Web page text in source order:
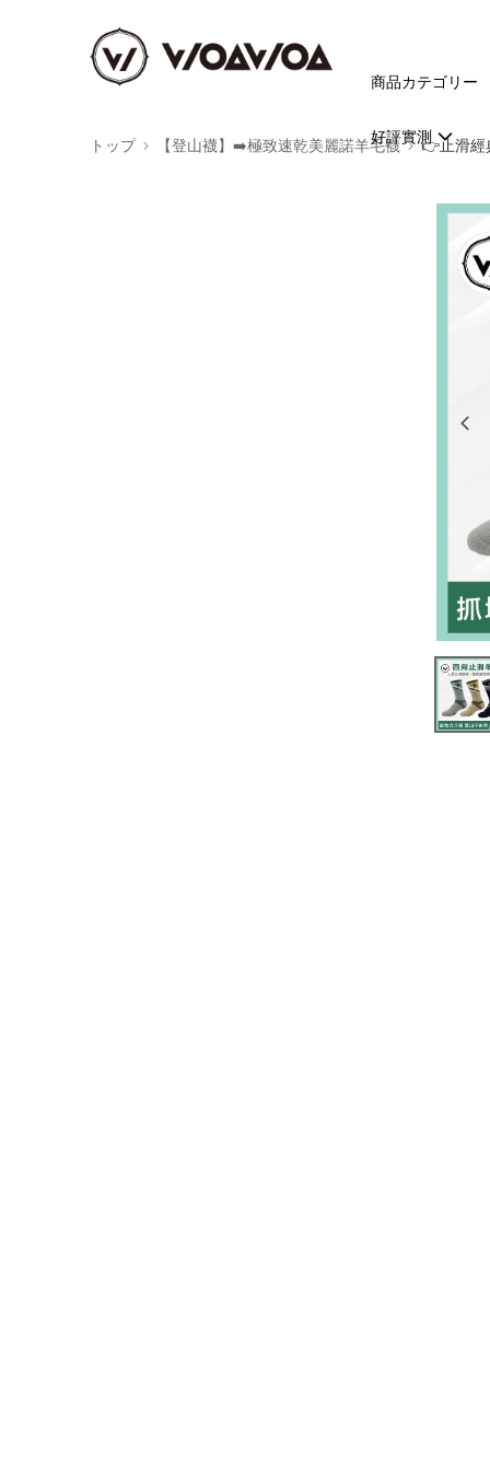
商品カテゴリー
好評實測
トップ 【登山襪】➡️極致速乾美麗諾羊毛襪 👉️止滑經